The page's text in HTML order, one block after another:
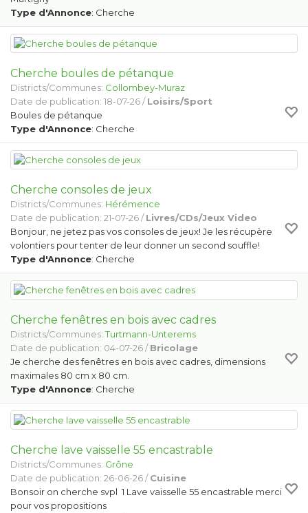
Type d'Annonce: Cherche
Cherche boules de pétanque
Districts/Communes: Collombey-Muraz
Date de publication: 18-07-26 /Loisirs/Sport
Boules de pétanque
Type d'Annonce: Cherche
Cherche consoles de jeux
Districts/Communes: Hérémence
Date de publication: 21-07-26 /Livres/CDs/Jeux Video
Bonjour, ne jetez pas vos consoles de jeux! Je les récupère
volontiers pour tenter de leur donner un second souffle!
Type d'Annonce: Cherche
Cherche fenêtres en bois avec cadres
Districts/Communes:Turtmann-Unterems
Date de publication: 04-07-26 /Bricolage
Je cherche des fenêtres en bois avec cadres, dimensions
maximales 80 cm x 80 cm.
Type d'Annonce: Cherche
Cherche lave vaisselle 55 encastrable
Districts/Communes: Grône
Date de publication: 26-06-26 /Cuisine
Bonsoir on cherche svpl 1 Lave vaisselle 55 encastrable merci
pour vos propositions